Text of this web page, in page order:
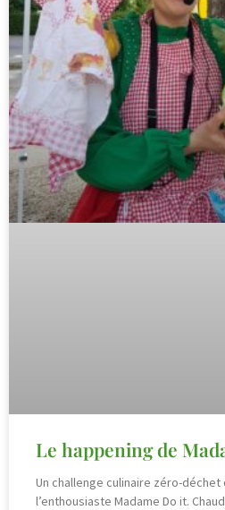
Le happening de
Un challenge culinaire zéro-
l’enthousiaste Madame Do it.